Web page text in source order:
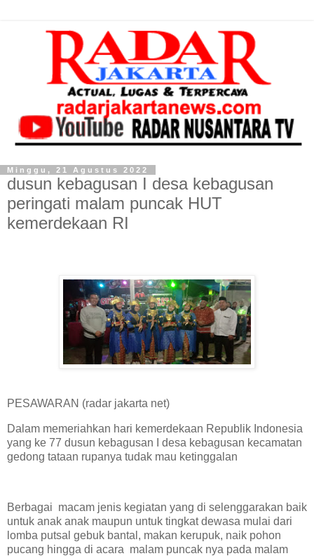
Minggu, 21 Agustus 2022
dusun kebagusan I desa kebagusan
peringati malam puncak HUT
kemerdekaan RI
PESAWARAN (radar jakarta net)
Dalam memeriahkan hari kemerdekaan Republik Indonesia
yang ke 77 dusun kebagusan I desa kebagusan kecamatan
gedong tataan rupanya tudak mau ketinggalan
Berbagai macam jenis kegiatan yang di selenggarakan baik
untuk anak anak maupun untuk tingkat dewasa mulai dari
lomba putsal gebuk bantal, makan kerupuk, naik pohon
pucang hingga di acara malam puncak nya pada malam